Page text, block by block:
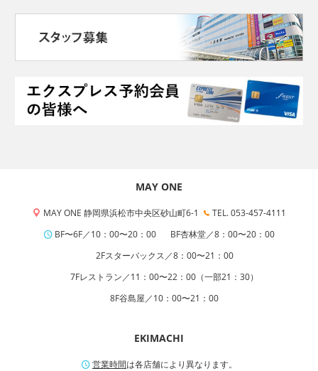
MAY ONE
MAY ONE 静岡県浜松市中央区砂山町6-1
TEL. 053-457-4111
BF〜6F／10：00〜20：00
BF杏林堂／8：00〜20：00
2Fスターバックス／8：00〜21：00
7Fレストラン／11：00〜22：00（一部21：30）
8F谷島屋／10：00〜21：00
EKIMACHI
営業時間は各店舗により異なります。